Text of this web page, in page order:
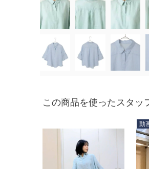
この商品を使ったスタッ
動